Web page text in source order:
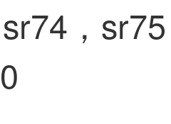
，sr75